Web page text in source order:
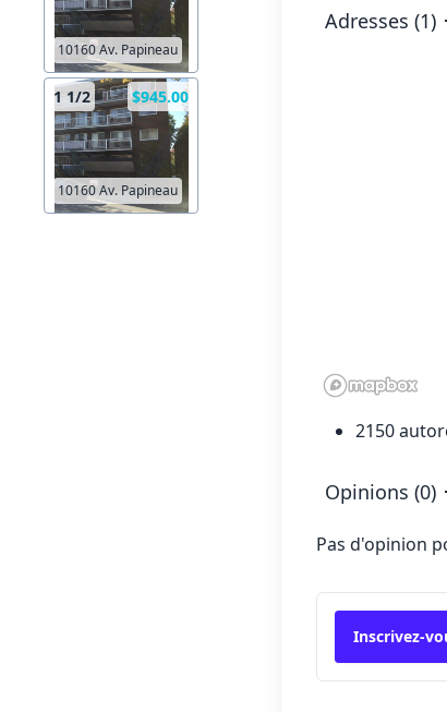
10160 Av. Papineau
1 1/2 $945.00
10160 Av. Papineau
Adresses (1)
2150
Opinions (0)
Pas d'opinion
Inscrivez-